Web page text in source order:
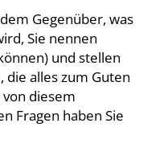
Gegenüber, was
Sie nennen
und stellen
die alles zum Guten
von diesem
Fragen haben Sie